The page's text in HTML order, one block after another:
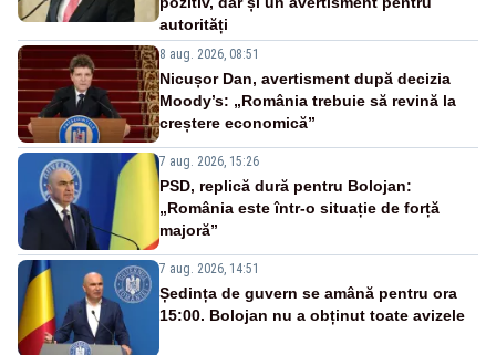
autorități
8 aug. 2026, 08:51
Nicușor Dan, avertisment după decizia
Moody’s: „România trebuie să revină la
creștere economică”
7 aug. 2026, 15:26
PSD, replică dură pentru Bolojan:
„România este într-o situație de forță
majoră”
7 aug. 2026, 14:51
Ședința de guvern se amână pentru ora
15:00. Bolojan nu a obținut toate avizele